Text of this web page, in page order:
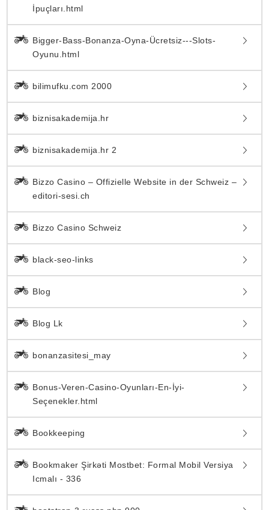
İpuçları.html
Bigger-Bass-Bonanza-Oyna-Ücretsiz---Slots-
Oyunu.html
bilimufku.com 2000
biznisakademija.hr
biznisakademija.hr 2
Bizzo Casino – Offizielle Website in der Schweiz –
editori-sesi.ch
Bizzo Casino Schweiz
black-seo-links
Blog
Blog Lk
bonanzasitesi_may
Bonus-Veren-Casino-Oyunları-En-İyi-
Seçenekler.html
Bookkeeping
Bookmaker Şirkəti Mostbet: Formal Mobil Versiya
Icmalı - 336